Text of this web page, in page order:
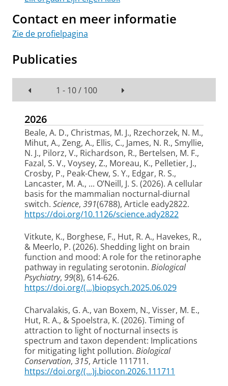
Contact en meer informatie
Zie de profielpagina
Publicaties
1 - 10 / 100
2026
Beale, A. D., Christmas, M. J., Rzechorzek, N. M.,
Mihut, A., Zeng, A., Ellis, C., James, N. R., Smyllie,
N. J., Pilorz, V., Richardson, R., Bertelsen, M. F.,
Fazal, S. V., Voysey, Z., Moreau, K., Pelletier, J.,
Crosby, P., Peak-Chew, S. Y., Edgar, R. S.,
Lancaster, M. A., ... O’Neill, J. S. (2026). A cellular
basis for the mammalian nocturnal-diurnal
switch. Science, 391(6788), Article eady2822.
https://doi.org/10.1126/science.ady2822
Vitkute, K., Borghese, F., Hut, R. A., Havekes, R.,
& Meerlo, P. (2026). Shedding light on brain
function and mood: A role for the retinoraphe
pathway in regulating serotonin. Biological
Psychiatry, 99(8), 614-626.
https://doi.org/(...)biopsych.2025.06.029
Charvalakis, G. A., van Boxem, N., Visser, M. E.,
Hut, R. A., & Spoelstra, K. (2026). Timing of
attraction to light of nocturnal insects is
spectrum and taxon dependent: Implications
for mitigating light pollution. Biological
Conservation, 315, Article 111711.
https://doi.org/(...)j.biocon.2026.111711